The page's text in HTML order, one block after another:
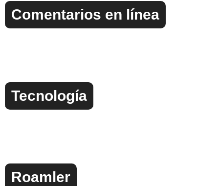
Comentarios en línea
Tecnología
Roamler